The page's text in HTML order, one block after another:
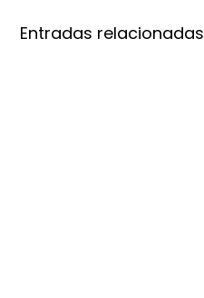
Entradas relacionadas